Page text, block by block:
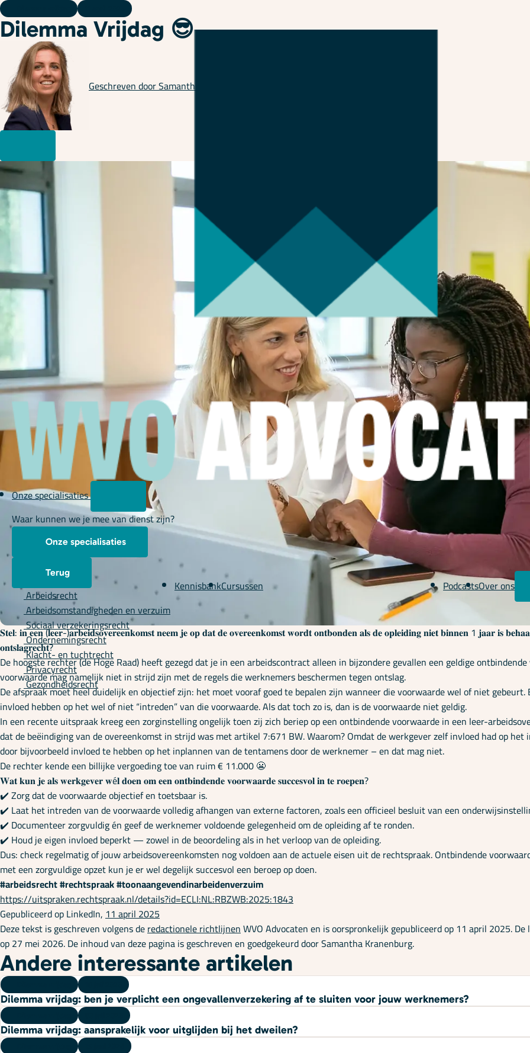
Onze specialisaties
Waar kunnen we je mee van dienst zijn?
Onze specialisaties
Terug
Arbeidsrecht
Arbeidsomstandigheden en verzuim
Sociaal verzekeringsrecht
Ondernemingsrecht
Klacht- en tuchtrecht
Privacyrecht
Gezondheidsrecht
KennisbankCursussen PodcastsOver ons
Dilemma Vrijdag 😎
Geschreven doorSamantha Kranenburg
𝐒𝐭𝐞𝐥: 𝐢𝐧 𝐞𝐞𝐧 (𝐥𝐞𝐞𝐫-)𝐚𝐫𝐛𝐞𝐢𝐝𝐬𝐨𝐯𝐞𝐫𝐞𝐞𝐧𝐤𝐨𝐦𝐬𝐭 𝐧𝐞𝐞𝐦 𝐣𝐞 𝐨𝐩 𝐝𝐚𝐭 𝐝𝐞 𝐨𝐯𝐞𝐫𝐞𝐞𝐧𝐤𝐨𝐦𝐬𝐭 𝐰𝐨𝐫𝐝𝐭 𝐨𝐧𝐭𝐛𝐨𝐧𝐝𝐞𝐧 𝐚𝐥𝐬 𝐝𝐞 𝐨𝐩𝐥𝐞𝐢𝐝𝐢𝐧𝐠 𝐧𝐢𝐞𝐭 𝐛𝐢𝐧𝐧𝐞𝐧 1 𝐣𝐚𝐚𝐫 𝐢𝐬
𝐨𝐧𝐭𝐬𝐥𝐚𝐠𝐫𝐞𝐜𝐡𝐭?
De hoogste rechter (de Hoge Raad) heeft gezegd dat je in een arbeidscontract alleen in bijzondere gevallen een geldige ontbindende
voorwaarde mag namelijk niet in strijd zijn met de regels die werknemers beschermen tegen ontslag.
De afspraak moet heel duidelijk en objectief zijn: het moet vooraf goed te bepalen zijn wanneer die voorwaarde wel of niet
invloed hebben op het wel of niet “intreden” van die voorwaarde. Als dat toch zo is, dan is de voorwaarde niet geldig.
In een recente uitspraak kreeg een zorginstelling ongelijk toen zij zich beriep op een ontbindende voorwaarde in een leer-
dat de beëindiging van de overeenkomst in strijd was met artikel 7:671 BW. Waarom? Omdat de werkgever zelf invloed had op
door bijvoorbeeld invloed te hebben op het inplannen van de tentamens door de werknemer – en dat mag niet.
De rechter kende een billijke vergoeding toe van ruim € 11.000 😬
𝐖𝐚𝐭 𝐤𝐮𝐧 𝐣𝐞 𝐚𝐥𝐬 𝐰𝐞𝐫𝐤𝐠𝐞𝐯𝐞𝐫 𝐰é𝐥 𝐝𝐨𝐞𝐧 𝐨𝐦 𝐞𝐞𝐧 𝐨𝐧𝐭𝐛𝐢𝐧𝐝𝐞𝐧𝐝𝐞 𝐯𝐨𝐨𝐫𝐰𝐚𝐚𝐫𝐝𝐞 𝐬𝐮𝐜𝐜𝐞𝐬𝐯𝐨𝐥 𝐢𝐧 𝐭𝐞 𝐫𝐨𝐞𝐩𝐞𝐧?
✔️ Zorg dat de voorwaarde objectief en toetsbaar is.
✔️ Laat het intreden van de voorwaarde volledig afhangen van externe factoren, zoals een officieel besluit van een
✔️ Documenteer zorgvuldig én geef de werknemer voldoende gelegenheid om de opleiding af te ronden.
✔️ Houd je eigen invloed beperkt — zowel in de beoordeling als in het verloop van de opleiding.
Dus: check regelmatig of jouw arbeidsovereenkomsten nog voldoen aan de actuele eisen uit de rechtspraak. Ontbindende
met een zorgvuldige opzet kun je er wel degelijk succesvol een beroep op doen.
#arbeidsrecht#rechtspraak#toonaangevendinarbeidenverzuim
https://uitspraken.rechtspraak.nl/details?id=ECLI:NL:RBZWB:2025:1843
Gepubliceerd op LinkedIn,11 april 2025
Deze tekst is geschreven volgens deredactionele richtlijnenWVO Advocaten en is oorspronkelijk gepubliceerd op 11 april 2025.
op 27 mei 2026. De inhoud van deze pagina is geschreven en goedgekeurd door Samantha Kranenburg.
Andere interessante artikelen
Dilemma vrijdag: ben je verplicht een ongevallenverzekering af te sluiten voor jouw werknemers?
Dilemma vrijdag: aansprakelijk voor uitglijden bij het dweilen?